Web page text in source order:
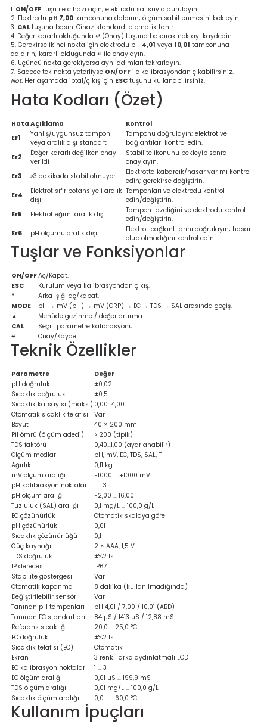
Cihazı
Cihazı
Cihazı
Ölçer
Ölçerler
ON/OFF tuşu ile cihazı açın; elektrodu saf suyla durulayın.
Elektrodu pH 7,00 tamponuna daldırın; ölçüm sabitlenmesini bekleyin.
CAL tuşuna basın. Cihaz standardı otomatik tanır.
Değer kararlı olduğunda ↵ (Onay) tuşuna basarak noktayı kaydedin.
Gerekirse ikinci nokta için elektrodu pH 4,01 veya 10,01 tamponuna
daldırın; kararlı olduğunda ↵ ile onaylayın.
Üçüncü nokta gerekiyorsa aynı adımları tekrarlayın.
Sadece tek nokta yeterliyse ON/OFF ile kalibrasyondan çıkabilirsiniz.
Not:Her aşamada iptal/çıkış için ESC tuşunu kullanabilirsiniz.
Hata Kodları (Özet)
Hata Açıklama
Kontrol
Er1
Yanlış/uygunsuz tampon
veya aralık dışı standart
Tamponu doğrulayın; elektrot ve
bağlantıları kontrol edin.
Er2
Değer kararlı değilken onay
verildi
Stabilite ikonunu bekleyip sonra
onaylayın.
Er3
≥3 dakikada stabil olmuyor
Elektrotta kabarcık/hasar var mı kontrol
edin; gerekirse değiştirin.
Er4
Elektrot sıfır potansiyeli aralık
dışı
Tamponları ve elektrodu kontrol
edin/değiştirin.
Er5
Elektrot eğimi aralık dışı
Tampon tazeliğini ve elektrodu kontrol
edin/değiştirin.
Er6
pH ölçümü aralık dışı
Elektrot bağlantılarını doğrulayın; hasar
olup olmadığını kontrol edin.
Tuşlar ve Fonksiyonlar
ON/OFFAç/Kapat.
ESC
Kurulum veya kalibrasyondan çıkış.
*
Arka ışığı aç/kapat.
MODE
pH → mV (pH) → mV (ORP) → EC → TDS → SAL arasında geçiş.
▲
Menüde gezinme / değer artırma.
CAL
Seçili parametre kalibrasyonu.
↵
Onay/Kaydet.
Teknik Özellikler
Parametre
Değer
pH doğruluk
±0,02
Sıcaklık doğruluk
±0,5
Sıcaklık katsayısı (maks.) 0,00…4,00
Otomatik sıcaklık telafisi
Var
Boyut
40 × 200 mm
Pil ömrü (ölçüm adedi)
> 200 (tipik)
TDS faktörü
0,40…1,00 (ayarlanabilir)
Ölçüm modları
pH, mV, EC, TDS, SAL, T
Ağırlık
0,11 kg
mV ölçüm aralığı
−1000 … +1000 mV
pH kalibrasyon noktaları
1 … 3
pH ölçüm aralığı
−2,00 … 16,00
Tuzluluk (SAL) aralığı
0,1 mg/L … 100,0 g/L
EC çözünürlük
Otomatik skalaya göre
pH çözünürlük
0,01
Sıcaklık çözünürlüğü
0,1
Güç kaynağı
2 × AAA, 1,5 V
TDS doğruluk
±%2 fs
IP derecesi
IP67
Stabilite göstergesi
Var
Otomatik kapanma
8 dakika (kullanılmadığında)
Değiştirilebilir sensör
Var
Tanınan pH tamponları
pH 4,01 / 7,00 / 10,01 (ABD)
Tanınan EC standartları
84 µS / 1413 µS / 12,88 mS
Referans sıcaklığı
20,0 … 25,0 °C
EC doğruluk
±%2 fs
Sıcaklık telafisi (EC)
Otomatik
Ekran
3 renkli arka aydınlatmalı LCD
EC kalibrasyon noktaları
1 … 3
EC ölçüm aralığı
0,01 µS … 199,9 mS
TDS ölçüm aralığı
0,01 mg/L … 100,0 g/L
Sıcaklık ölçüm aralığı
0,0 … +60,0 °C
Kullanım İpuçları